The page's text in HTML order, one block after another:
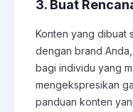
3. Buat
Konten yang dibuat
dengan brand
bagi individu yang
mengekspresikan
panduan konten